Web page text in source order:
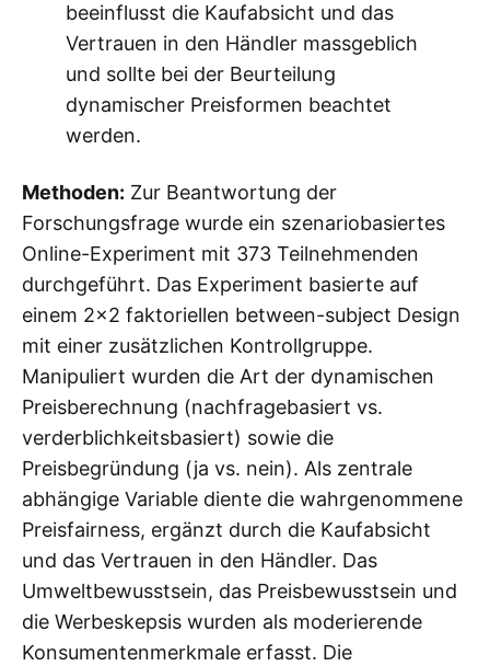
beeinflusst die Kaufabsicht und das
Vertrauen in den Händler massgeblich
und sollte bei der Beurteilung
dynamischer Preisformen beachtet
werden.
Methoden: Zur Beantwortung der
Forschungsfrage wurde ein szenariobasiertes
Online-Experiment mit 373 Teilnehmenden
durchgeführt. Das Experiment basierte auf
einem 2x2 faktoriellen between-subject Design
mit einer zusätzlichen Kontrollgruppe.
Manipuliert wurden die Art der dynamischen
Preisberechnung (nachfragebasiert vs.
verderblichkeitsbasiert) sowie die
Preisbegründung (ja vs. nein). Als zentrale
abhängige Variable diente die wahrgenommene
Preisfairness, ergänzt durch die Kaufabsicht
und das Vertrauen in den Händler. Das
Umweltbewusstsein, das Preisbewusstsein und
die Werbeskepsis wurden als moderierende
Konsumentenmerkmale erfasst. Die